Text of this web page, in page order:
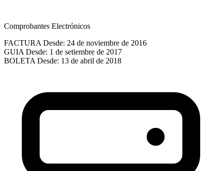
Comprobantes Electrónicos
FACTURA Desde: 24 de noviembre de 2016
GUIA Desde: 1 de setiembre de 2017
BOLETA Desde: 13 de abril de 2018